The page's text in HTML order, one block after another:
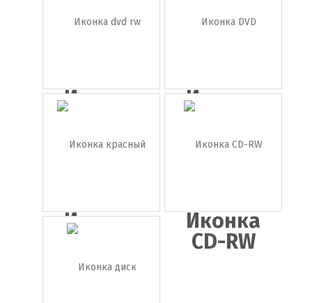
Иконка
Иконка
DVD диск
Иконка
красный
ди...
Иконка
CD-RW